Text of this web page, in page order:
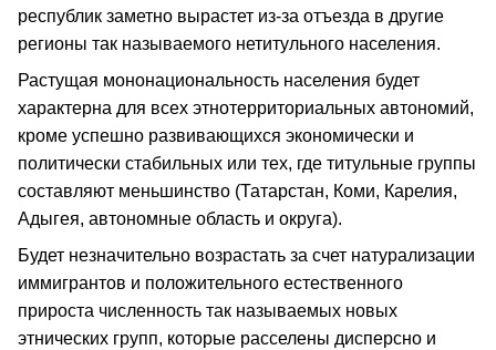
республик заметно вырастет из-за отъезда в другие
регионы так называемого нетитульного населения.
Растущая мононациональность населения будет
характерна для всех этнотерриториальных автономий,
кроме успешно развивающихся экономически и
политически стабильных или тех, где титульные группы
составляют меньшинство (Татарстан, Коми, Карелия,
Адыгея, автономные область и округа).
Будет незначительно возрастать за счет натурализации
иммигрантов и положительного естественного
прироста численность так называемых новых
этнических групп, которые расселены дисперсно и